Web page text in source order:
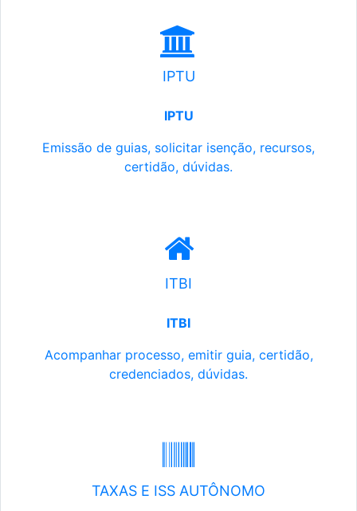
IPTU
IPTU
Emissão de guias, solicitar isenção, recursos,
certidão, dúvidas.
ITBI
ITBI
Acompanhar processo, emitir guia, certidão,
credenciados, dúvidas.
TAXAS E ISS AUTÔNOMO